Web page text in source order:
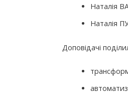
Наталія
Наталія
Доповідачі